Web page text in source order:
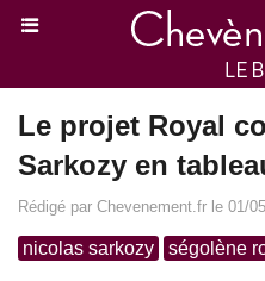
Le projet Royal
Sarkozy en
Rédigé par Chevenement.fr le 01/
nicolas sarkozy ségolène